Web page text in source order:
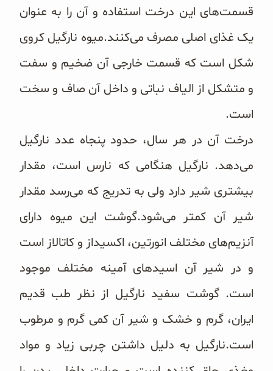
قسمت‌های این درخت استفاده و آن را به عنوان
یک غذای اصلی مصرف می‌کنند.میوه نارگیل کروی
شکل است که قسمت خارجی آن ضخیم و سفت
و متشکل از الیاف نباتی و داخل آن صاف و سخت
است.
درخت آن در هر سال، حدود پنجاه عدد نارگیل
می‌دهد. نارگیل هنگامی که نارس است، مقدار
بیشتری شیر دارد ولی به تدریج که می‌رسد مقدار
شیر آن کمتر می‌شود.گوشت این میوه دارای
آنزیم‌های مختلف انورتین، اکسیداز و کاتالاز است
و در شیر آن اسیدهای آمینه مختلف موجود
است. گوشت سفید نارگیل از نظر طب قدیم
ایران، گرم و خشک و شیر آن کمی گرم و مرطوب
است.نارگیل به دلیل داشتن چربی زیاد و مواد